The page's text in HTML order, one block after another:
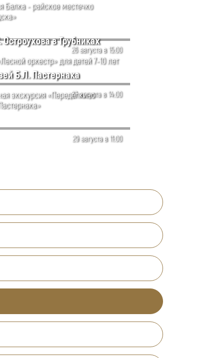
26 августа в 15:00
Балка - райское местечко
27 августа в 14:00
в Трубниках
оркестр» для детей 7-10 лет
29 августа в 11:00
Б.Л. Пастернака
экскурсия «Переделкино